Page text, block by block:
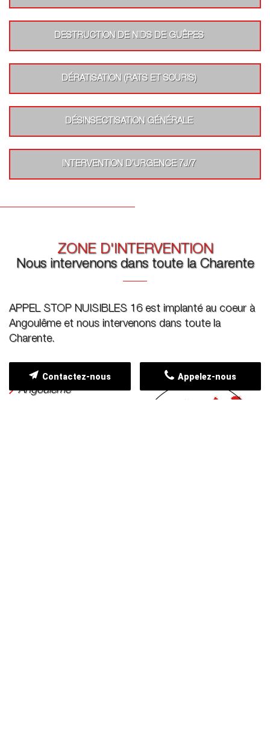
DESTRUCTION DE NIDS DE GUÊPES
DÉRATISATION (RATS ET SOURIS)
DÉSINSECTISATION GÉNÉRALE
INTERVENTION D’URGENCE 7J/7
ZONE D'INTERVENTION
Nous intervenons dans toute la Charente
APPEL STOP NUISIBLES 16 est implanté au coeur à
Angoulême et nous intervenons dans toute la
Charente.
Angoulême
Appelez-nous
Contactez-nous